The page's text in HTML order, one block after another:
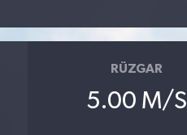
RÜZGAR
5.00 M/S